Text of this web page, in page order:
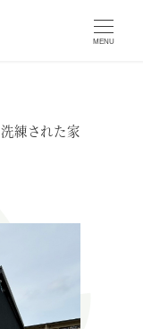
MENU
洗練された家